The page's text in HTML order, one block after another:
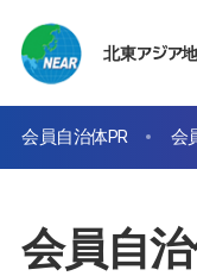
北東アジア
会員自治体PR 会
会員自